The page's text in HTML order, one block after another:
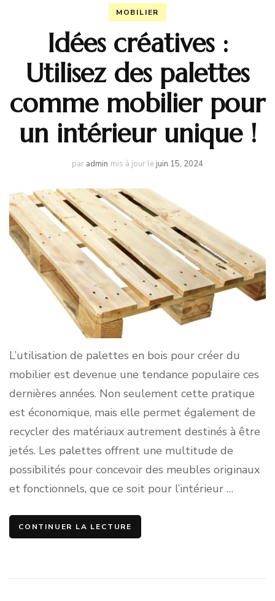
MOBILIER
Idées créatives :
Utilisez des palettes
comme mobilier pour
un intérieur unique !
par admin mis à jour le juin 15, 2024
L’utilisation de palettes en bois pour créer du
mobilier est devenue une tendance populaire ces
dernières années. Non seulement cette pratique
est économique, mais elle permet également de
recycler des matériaux autrement destinés à être
jetés. Les palettes offrent une multitude de
possibilités pour concevoir des meubles originaux
et fonctionnels, que ce soit pour l’intérieur …
CONTINUER LA LECTURE